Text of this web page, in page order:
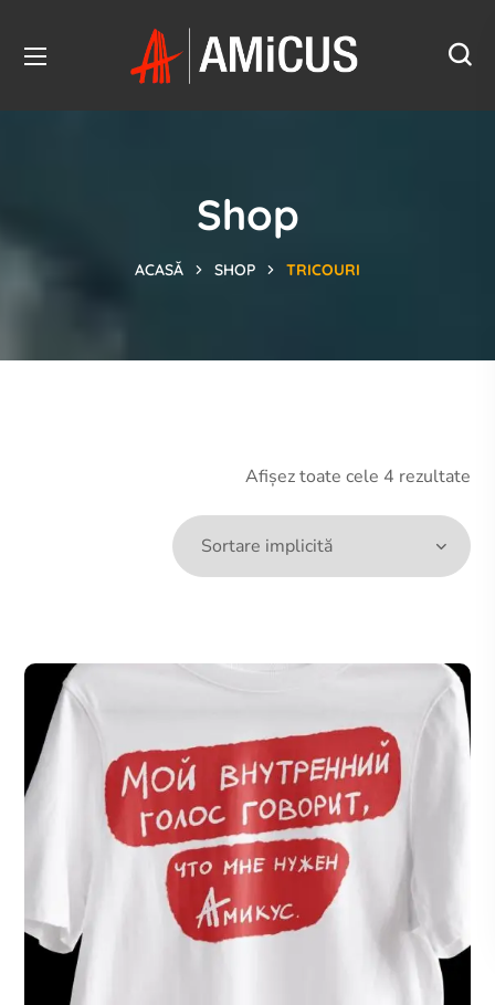
Shop
ACASĂ SHOP TRICOURI
Afișez toate cele 4 rezultate